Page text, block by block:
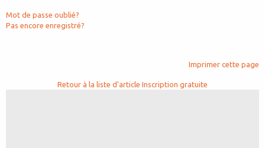
Mot de passe oublié?
Pas encore enregistré?
Imprimer cette page
Retour à la liste d'article Inscription gratuite